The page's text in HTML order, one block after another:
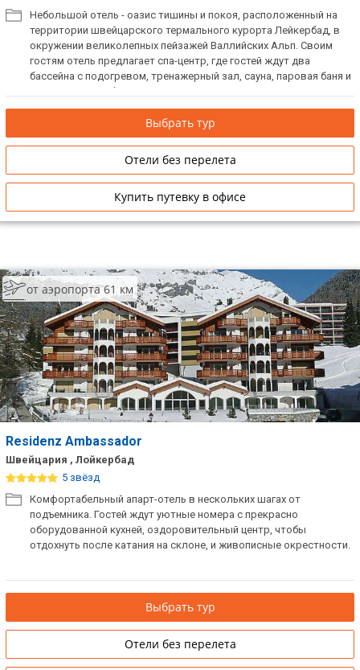
Небольшой отель - оазис тишины и покоя, расположенный на
территории швейцарского термального курорта Лейкербад, в
окружении великолепных пейзажей Валлийских Альп. Своим
гостям отель предлагает спа-центр, где гостей ждут два
бассейна с подогревом, тренажерный зал, сауна, паровая баня и
различные лечебно-оздоровительные программы. К услугам
гостей элегантные номера различных категорий и ресторан
средиземноморской кухни, широко известный и за пределами
курорта. Хороший выбор взыскательных ценителей роскошного
Выбрать тур
Отели без перелета
Купить путевку в офисе
от аэропорта 61 км
Residenz Ambassador
Швейцария , Лойкербад
5 звёзд
Комфортабельный апарт-отель в нескольких шагах от
подъемника. Гостей ждут уютные номера с прекрасно
оборудованной кухней, оздоровительный центр, чтобы
отдохнуть после катания на склоне, и живописные окрестности.
Выбрать тур
Отели без перелета